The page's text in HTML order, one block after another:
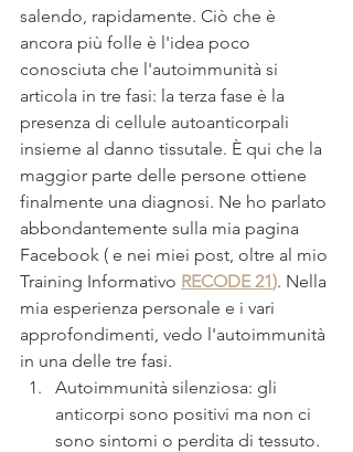
salendo, rapidamente. Ciò che è
ancora più folle è l'idea poco
conosciuta che l'autoimmunità si
articola in tre fasi: la terza fase è la
presenza di cellule autoanticorpali
insieme al danno tissutale. È qui che la
maggior parte delle persone ottiene
finalmente una diagnosi. Ne ho parlato
abbondantemente sulla mia pagina
Facebook ( e nei miei post, oltre al mio
Training Informativo RECODE 21). Nella
mia esperienza personale e i vari
approfondimenti, vedo l'autoimmunità
in una delle tre fasi.
Autoimmunità silenziosa: gli
anticorpi sono positivi ma non ci
sono sintomi o perdita di tessuto.